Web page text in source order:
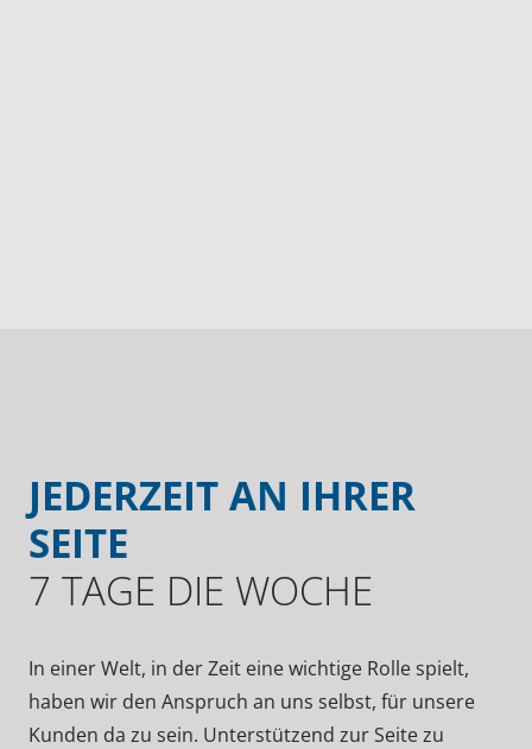
JEDERZEIT AN IHRER
SEITE
7 TAGE DIE WOCHE
In einer Welt, in der Zeit eine wichtige Rolle spielt,
haben wir den Anspruch an uns selbst, für unsere
Kunden da zu sein. Unterstützend zur Seite zu